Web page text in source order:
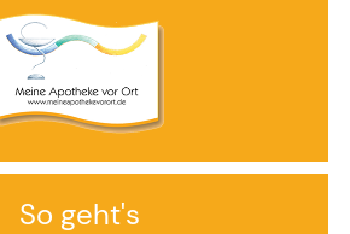
So geht's